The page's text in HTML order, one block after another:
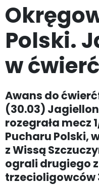
Polski.
w
Awans do
(30.03)
rozegrała mecz
Pucharu Polski,
z Wissą
ograli drugiego
trzecioligowców